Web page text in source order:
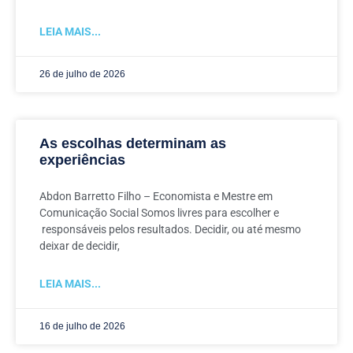
LEIA MAIS...
26 de julho de 2026
As escolhas determinam as
experiências
Abdon Barretto Filho – Economista e Mestre em
Comunicação Social Somos livres para escolher e
responsáveis pelos resultados. Decidir, ou até mesmo
deixar de decidir,
LEIA MAIS...
16 de julho de 2026